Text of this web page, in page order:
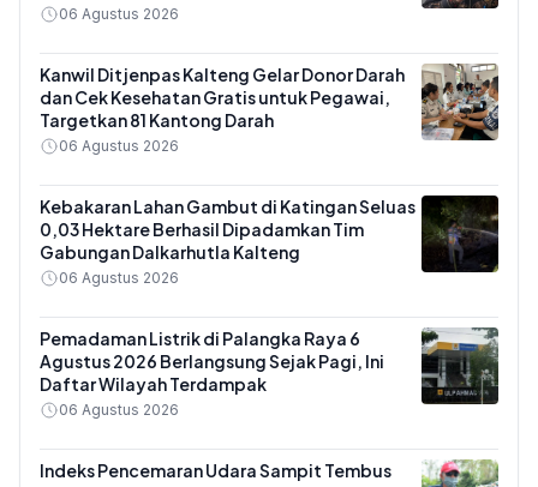
06 Agustus 2026
Kanwil Ditjenpas Kalteng Gelar Donor Darah
dan Cek Kesehatan Gratis untuk Pegawai,
Targetkan 81 Kantong Darah
06 Agustus 2026
Kebakaran Lahan Gambut di Katingan Seluas
0,03 Hektare Berhasil Dipadamkan Tim
Gabungan Dalkarhutla Kalteng
06 Agustus 2026
Pemadaman Listrik di Palangka Raya 6
Agustus 2026 Berlangsung Sejak Pagi, Ini
Daftar Wilayah Terdampak
06 Agustus 2026
Indeks Pencemaran Udara Sampit Tembus